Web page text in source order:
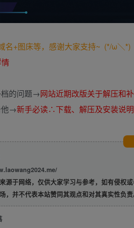
名+图床等，感谢大家支持~ (*/ω＼*)
档的问题→网站近期改版关于解压和
他→新手必读∴下载、解压及安装说明
源于网络，仅供大家学习与参考，如有侵权
，并不代表本站赞同其观点和对其真实性负责